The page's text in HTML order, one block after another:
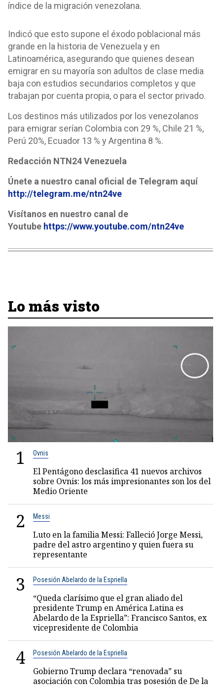
índice de la migración venezolana.
Indicó que esto supone el éxodo poblacional más
grande en la historia de Venezuela y en
Latinoamérica, asegurando que quienes desean
emigrar en su mayoría son adultos de clase media
baja con estudios secundarios completos y que
trabajan por cuenta propia, o para el sector privado.
Los destinos más utilizados por los venezolanos
para emigrar serían Colombia con 29 %, Chile 21 %,
Perú 20%, Ecuador 13 % y Argentina 8 %.
Redacción NTN24 Venezuela
Únete a nuestro canal oficial de Telegram aquí
http://telegram.me/ntn24ve
Visítanos en nuestro canal de
Youtube https://www.youtube.com/ntn24ve
Lo más visto
1 Ovnis
El Pentágono desclasifica 41 nuevos archivos
sobre Ovnis: los más impresionantes son los del
Medio Oriente
2 Messi
Luto en la familia Messi: Falleció Jorge Messi,
padre del astro argentino y quien fuera su
representante
3 Posesión Abelardo de la Espriella
“Queda clarísimo que el gran aliado del
presidente Trump en América Latina es
Abelardo de la Espriella”: Francisco Santos, ex
vicepresidente de Colombia
4 Posesión Abelardo de la Espriella
Gobierno Trump declara “renovada” su
asociación con Colombia tras posesión de De la